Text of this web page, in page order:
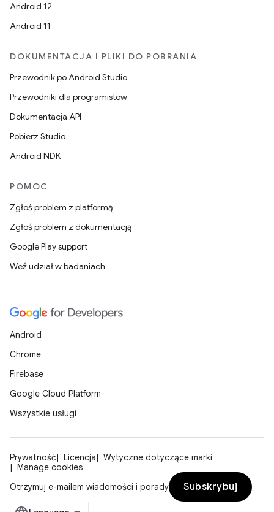
Android 12
Android 11
DOKUMENTACJA I PLIKI DO POBRANIA
Przewodnik po Android Studio
Przewodniki dla programistów
Dokumentacja API
Pobierz Studio
Android NDK
POMOC
Zgłoś problem z platformą
Zgłoś problem z dokumentacją
Google Play support
Weź udział w badaniach
Android
Chrome
Firebase
Google Cloud Platform
Wszystkie usługi
Prywatność Licencja
Wytyczne dotyczące marki
Manage cookies
Otrzymuj e-mailem wiadomości i porady
Subskrybuj